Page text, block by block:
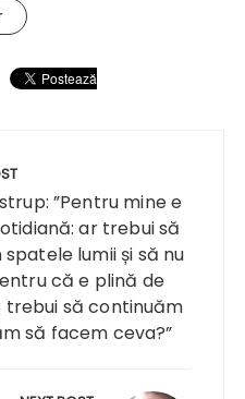
”Pentru mine e
ar trebui să
lumii și să nu
că e plină de
trebui să continuăm
să facem ceva?”